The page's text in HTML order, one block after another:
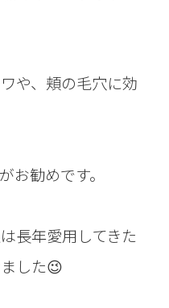
や、頬の毛穴に効
お勧めです。
長年愛用してきた
した😉